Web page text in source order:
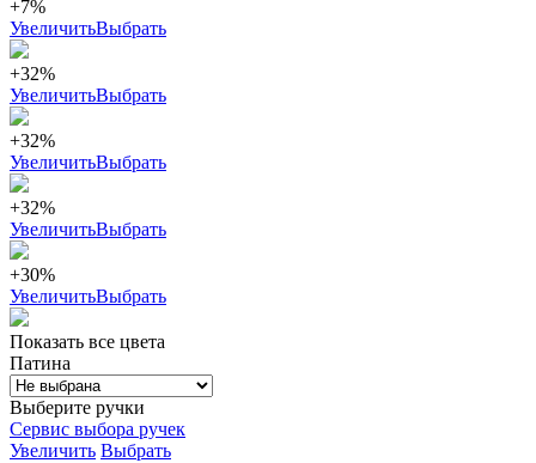
+7%
УвеличитьВыбрать
+32%
УвеличитьВыбрать
+32%
УвеличитьВыбрать
+32%
УвеличитьВыбрать
+30%
УвеличитьВыбрать
Показать все цвета
Патина
Выберите ручки
Сервис выбора ручек
Увеличить Выбрать